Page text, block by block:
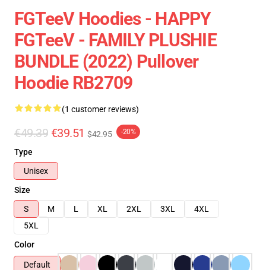
FGTeeV Hoodies - HAPPY
FGTeeV - FAMILY PLUSHIE
BUNDLE (2022) Pullover
Hoodie RB2709
(1 customer reviews)
€49.39 €39.51 $42.95 -20%
Type
Unisex
Size
S
M L XL 2XL 3XL
4XL
5XL
Color
Default